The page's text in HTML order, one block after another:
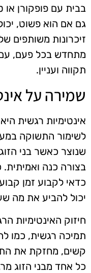
בבית עם פופקורן או
גם אם הוא פשוט,
זיכרונות משותפים
מתחדש בכל פעם, עם
תקווה ועניין.
שמירה על
אינטימיות רגשית
לשימור התשוקה
שנוצר כאשר בני
בצורה כנה
כדאי לקבוע זמן
יכול להביע את מה
חיזוק האינטימיות
תמיכה רגשית, כמו
קשים, מחזקת את
כל אחד מבני הזוג